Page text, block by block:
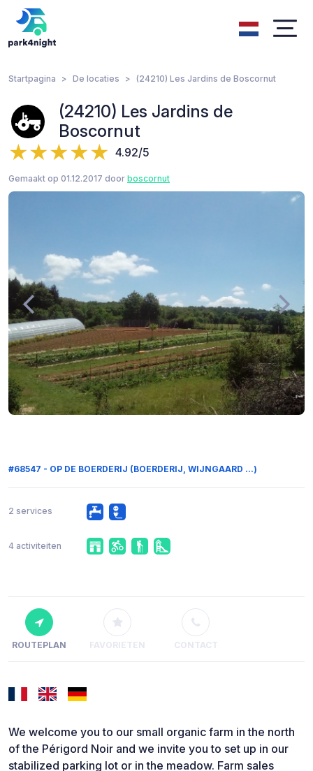
Startpagina De locaties (24210) Les Jardins de Boscornut
(24210) Les Jardins de
Boscornut
4.92/5
Gemaakt op 01.12.2017 door boscornut
#68547 - OP DE BOERDERIJ (BOERDERIJ, WIJNGAARD ...)
2 services
4 activiteiten
ROUTEPLAN FAVORIETEN CONTACT
We welcome you to our small organic farm in the north
of the Périgord Noir and we invite you to set up in our
stabilized parking lot or in the meadow. Farm sales